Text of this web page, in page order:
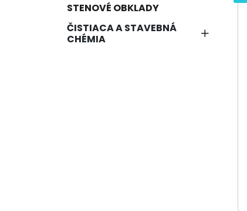
STENOVÉ OBKLADY
ČISTIACA A STAVEBNÁ
CHÉMIA